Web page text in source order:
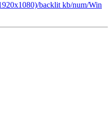
backlit kb/num/Win